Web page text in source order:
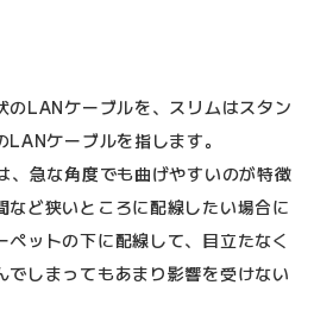
のLANケーブルを、スリムはスタン
ケーブルを指します。
、急な角度でも曲げやすいのが特徴
など狭いところに配線したい場合に
ペットの下に配線して、目立たなく
でしまってもあまり影響を受けない